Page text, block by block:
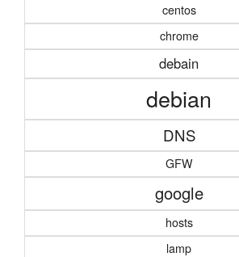
centos
chrome
debain
debian
DNS
GFW
google
hosts
lamp